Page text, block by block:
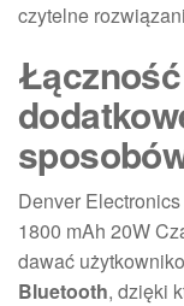
czytelne
Denver
1800 mAh 20W
dawać
Bluetooth, dzięki